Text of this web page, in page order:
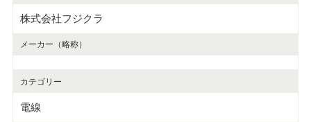
株式会社フジクラ
メーカー（略称）
カテゴリー
電線